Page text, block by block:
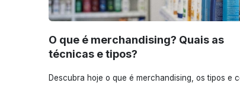
O que é merchandising? Quais as
técnicas e tipos?
Descubra hoje o que é merchandising, os tipos e